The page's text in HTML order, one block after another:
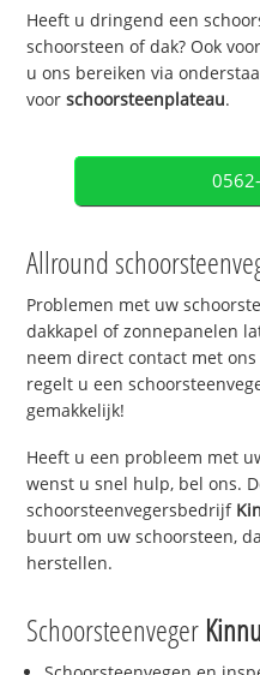
Heeft u dringend een
schoorsteen of dak? Ook
u ons bereiken via
voorschoorsteenplateau.
Allround
Problemen met uw
dakkapel of zonnepanelen
neem direct contact met
regelt u een
gemakkelijk!
Heeft u een probleem met
wenst u snel hulp, bel ons.
schoorsteenvegersbedrijf
buurt om uw schoorsteen,
herstellen.
Schoorsteenveger